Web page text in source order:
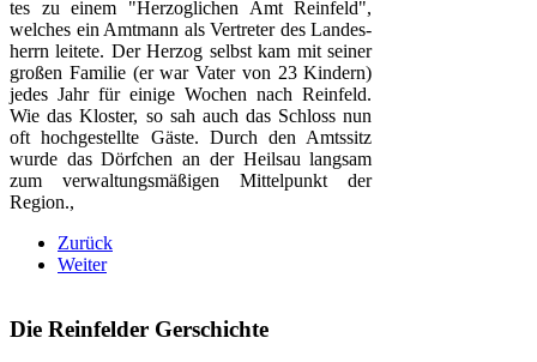
tes zu einem "Her­zoglichen Amt Reinfeld",
welches ein Amtmann als Ver­treter des Landes­
herrn leitete. Der Herzog selbst kam mit seiner
großen Familie (er war Vater von 23 Kindern)
jedes Jahr für einige Wochen nach Reinfeld.
Wie das Kloster, so sah auch das Schloss nun
oft hoch­gestellte Gäste. Durch den Amts­sitz
wurde das Dörfchen an der Heilsau langsam
zum verwaltungsmäßigen Mittelpunkt der
Region.,
Zurück
Weiter
Die Reinfelder Gerschichte